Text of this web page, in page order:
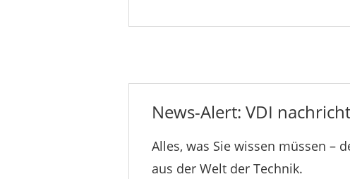
News-Alert: VDI
Alles, was Sie wissen müssen –
aus der Welt der Technik.